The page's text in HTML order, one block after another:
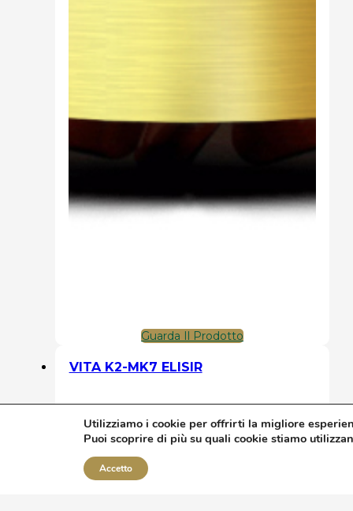
Guarda Il Prodotto
VITA K2-MK7 ELISIR
Utilizziamo i cookie per offrirti la migliore
Puoi scoprire di più su quali cookie stiamo
Accetto